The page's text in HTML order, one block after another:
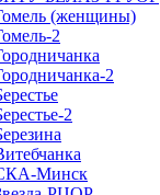
(женщины)
2
2
2
Минск